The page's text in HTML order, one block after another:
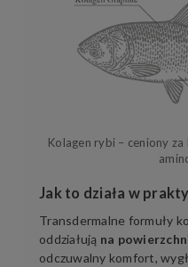
Kolagen rybi – ceniony
Jak to działa w
Transdermalne formuły
oddziałują na
odczuwalny komfort,